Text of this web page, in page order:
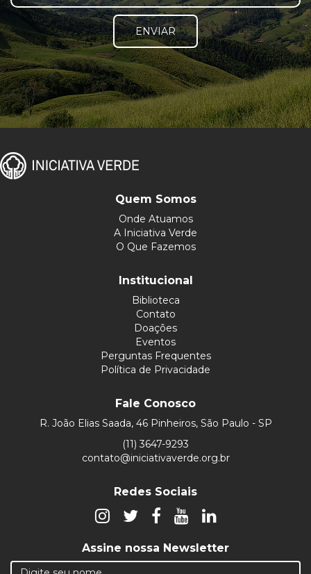
ENVIAR
Quem Somos
Onde Atuamos
A Iniciativa Verde
O Que Fazemos
Institucional
Biblioteca
Contato
Doações
Eventos
Perguntas Frequentes
Política de Privacidade
Fale Conosco
R. João Elias Saada, 46 Pinheiros, São Paulo - SP
(11) 3647-9293
contato@iniciativaverde.org.br
Redes Sociais
Assine nossa Newsletter